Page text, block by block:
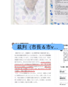
裁判（市長＆市vs丸田）